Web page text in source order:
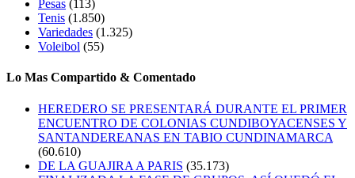
Pesas (113)
Tenis (1.850)
Variedades (1.325)
Voleibol (55)
Lo Mas Compartido & Comentado
HEREDERO SE PRESENTARÁ DURANTE EL PRIMER
ENCUENTRO DE COLONIAS CUNDIBOYACENSES Y
SANTANDEREANAS EN TABIO CUNDINAMARCA
(60.610)
DE LA GUAJIRA A PARIS (35.173)